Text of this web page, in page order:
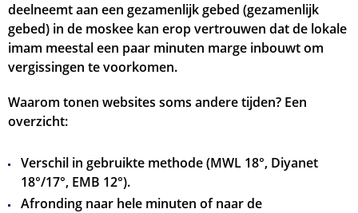
deelneemt aan een gezamenlijk gebed (gezamenlijk
gebed) in de moskee kan erop vertrouwen dat de lokale
imam meestal een paar minuten marge inbouwt om
vergissingen te voorkomen.
Waarom tonen websites soms andere tijden? Een
overzicht:
Verschil in gebruikte methode (MWL 18°, Diyanet
18°/17°, EMB 12°).
Afronding naar hele minuten of naar de